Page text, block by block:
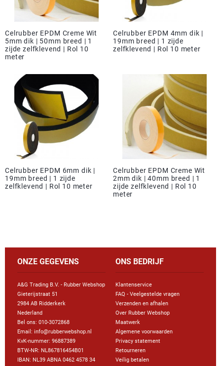
Celrubber EPDM Creme Wit
5mm dik | 50mm breed | 1
zijde zelfklevend | Rol 10
meter
Celrubber EPDM 4mm dik |
19mm breed | 1 zijde
zelfklevend | Rol 10 meter
Celrubber EPDM 6mm dik |
19mm breed | 1 zijde
zelfklevend | Rol 10 meter
Celrubber EPDM Creme Wit
2mm dik | 40mm breed | 1
zijde zelfklevend | Rol 10
meter
ONZE GEGEVENS
A&G Trading B.V. - Rubber Webshop
Gieterijstraat 51
2984 AB Ridderkerk
Nederland
Bel ons: 010-3072868
Email: info@rubberwebshop.nl
KvK-nummer: 96887389
BTW-NR: NL867816454B01
IBAN: NL39 ABNA 0462 4578 34
ONS BEDRIJF
Klantenservice
FAQ - Veelgestelde vragen
Verzenden en afhalen
Over Rubber Webshop
Maatwerk
Algemene voorwaarden
Privacy statement
Retourneren
Veilig betalen